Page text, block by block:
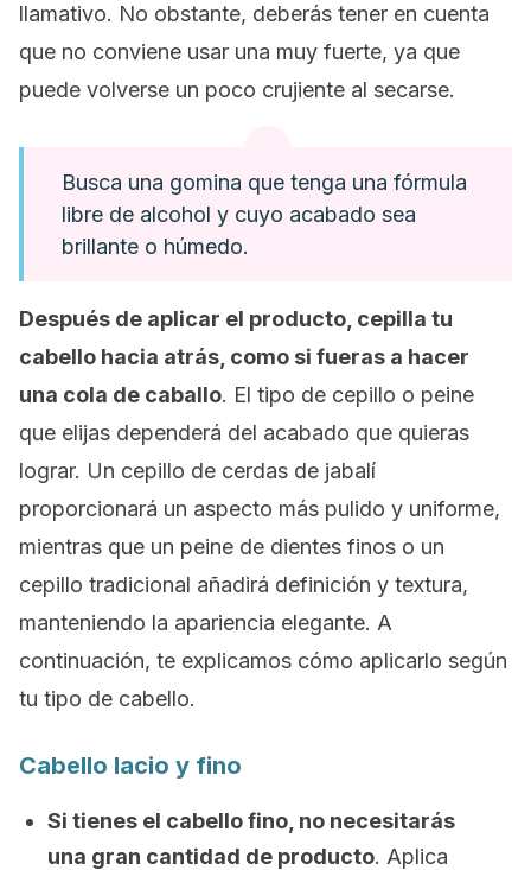
llamativo. No obstante, deberás tener en cuenta
que no conviene usar una muy fuerte, ya que
puede volverse un poco crujiente al secarse.
Busca una gomina que tenga una fórmula
libre de alcohol y cuyo acabado sea
brillante o húmedo.
Después de aplicar el producto, cepilla tu
cabello hacia atrás, como si fueras a hacer
una cola de caballo. El tipo de cepillo o peine
que elijas dependerá del acabado que quieras
lograr. Un cepillo de cerdas de jabalí
proporcionará un aspecto más pulido y uniforme,
mientras que un peine de dientes finos o un
cepillo tradicional añadirá definición y textura,
manteniendo la apariencia elegante. A
continuación, te explicamos cómo aplicarlo según
tu tipo de cabello.
Cabello lacio y fino
Si tienes el cabello fino, no necesitarás
una gran cantidad de producto. Aplica